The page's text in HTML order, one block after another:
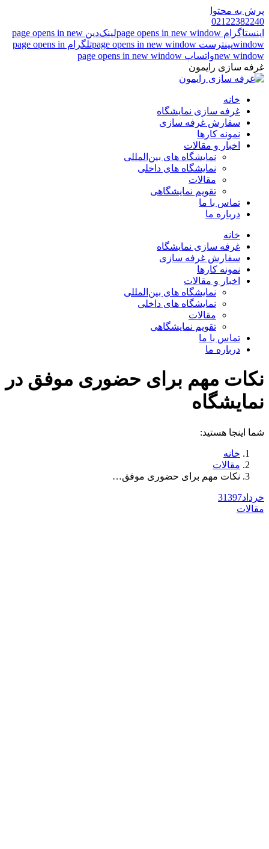
پرش به محتوا
02122382240
اینستاگرام page opens in new window
لینک‌دین page opens in new
windowپینترست page opens in new window
تلگرام page opens in
new windowواتساپ page opens in new window
غرفه سازی رایمون
خانه
غرفه سازی نمایشگاه
سفارش غرفه سازی
نمونه کارها
اخبار و مقالات
نمایشگاه های بین‌المللی
نمایشگاه های داخلی
مقالات
تقویم نمایشگاهی
تماس با ما
درباره ما
خانه
غرفه سازی نمایشگاه
سفارش غرفه سازی
نمونه کارها
اخبار و مقالات
نمایشگاه های بین‌المللی
نمایشگاه های داخلی
مقالات
تقویم نمایشگاهی
تماس با ما
درباره ما
نکات مهم برای حضوری موفق در
نمایشگاه
شما اینجا هستید:
خانه
مقالات
نکات مهم برای حضوری موفق…
خرداد 31397
مقالات